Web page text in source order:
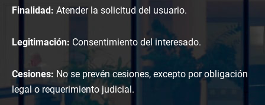
Finalidad: Atender la solicitud del usuario.
Legitimación: Consentimiento del interesado.
Cesiones: No se prevén cesiones, excepto por obligación
legal o requerimiento judicial.